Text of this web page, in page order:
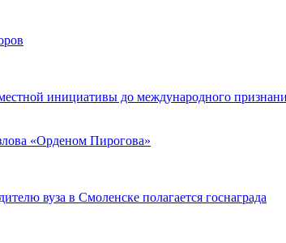
инициативы до международного
«Орденом Пирогова»
вуза в Смоленске полагается госнаграда